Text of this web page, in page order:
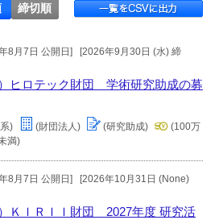
締切順
8月7日 公開日]
[2026年9月30日 (水) 締
）ヒロテック財団 学術研究助成の募
) (財団法人) (研究助成)
(100万
満)
8月7日 公開日]
[2026年10月31日 (None)
）ＫＩＲＩＩ財団 2027年度 研究活